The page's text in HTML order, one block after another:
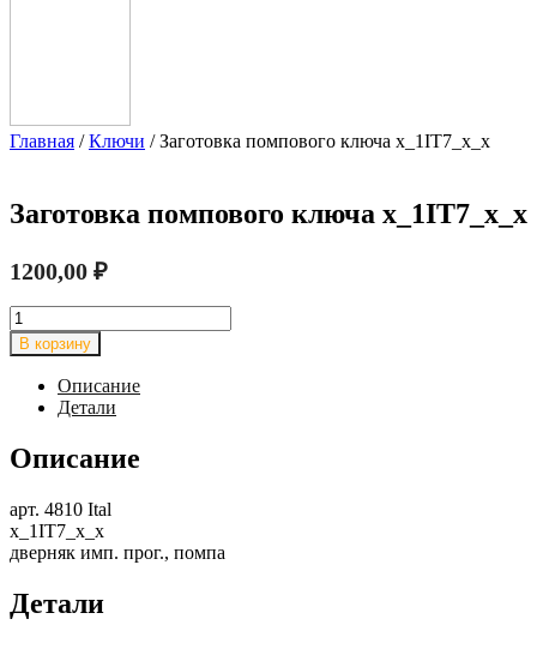
Главная /Ключи / Заготовка помпового ключа x_1IT7_x_x
Заготовка помпового ключа x_1IT7_x_x
1200,00 ₽
Количество
товара
Заготовка
помпового
ключа
x_1IT7_x_x
В корзину
Описание
Детали
Описание
арт. 4810 Ital
x_1IT7_x_x
дверняк имп. прог., помпа
Детали